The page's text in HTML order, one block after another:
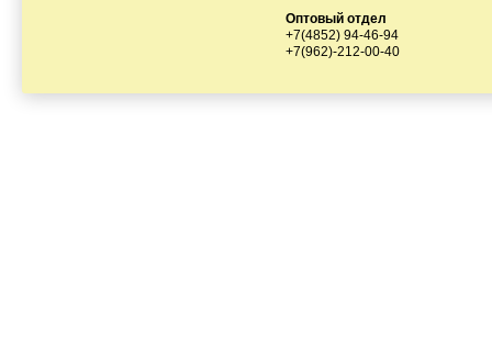
Оптовый отдел
+7(4852) 94-46-94
+7(962)-212-00-40